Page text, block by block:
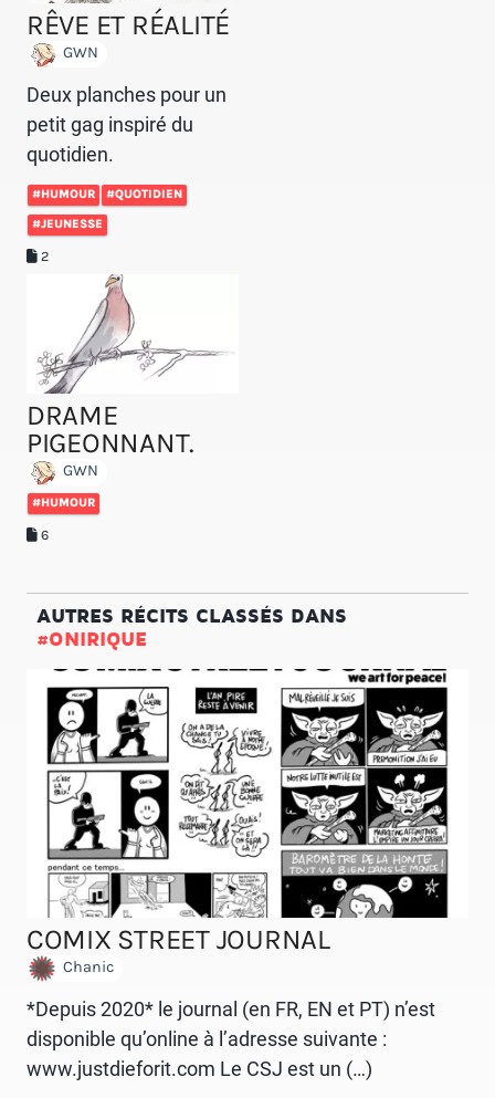
RÊVE ET RÉALITÉ
GWN
Deux planches pour un
petit gag inspiré du
quotidien.
#HUMOUR #QUOTIDIEN
#JEUNESSE
2
DRAME
PIGEONNANT.
GWN
#HUMOUR
6
AUTRES RÉCITS CLASSÉS DANS
#ONIRIQUE
COMIX STREET JOURNAL
Chanic
*Depuis 2020* le journal (en FR, EN et PT) n’est
disponible qu’online à l’adresse suivante :
www.justdieforit.com Le CSJ est un (…)